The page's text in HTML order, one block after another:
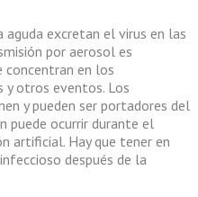
excretan el virus en las
por aerosol es
concentran en los
y otros eventos. Los
y pueden ser portadores del
puede ocurrir durante el
artificial. Hay que tener en
después de la